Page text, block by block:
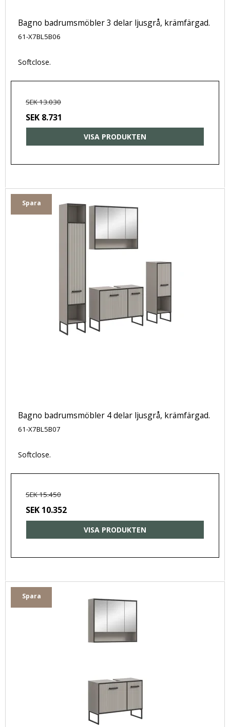
Bagno badrumsmöbler 3 delar ljusgrå, krämfärgad.
61-X7BL5B06
Softclose.
SEK 13.030
SEK 8.731
VISA PRODUKTEN
Spara
Bagno badrumsmöbler 4 delar ljusgrå, krämfärgad.
61-X7BL5B07
Softclose.
SEK 15.450
SEK 10.352
VISA PRODUKTEN
Spara